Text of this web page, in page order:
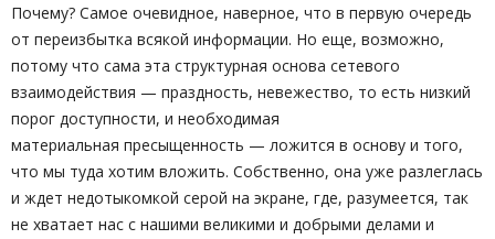
Почему? Самое очевидное, наверное, что в первую очередь
от переизбытка всякой информации. Но еще, возможно,
потому что сама эта структурная основа сетевого
взаимодействия — праздность, невежество, то есть низкий
порог доступности, и необходимая
материальная пресыщенность — ложится в основу и того,
что мы туда хотим вложить. Собственно, она уже разлеглась
и ждет недотыкомкой серой на экране, где, разумеется, так
не хватает нас с нашими великими и добрыми делами и